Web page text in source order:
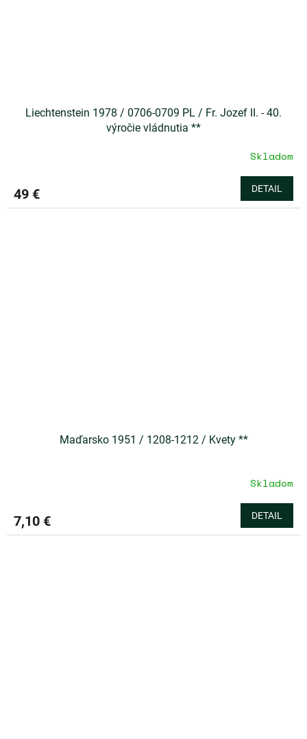
Liechtenstein 1978 / 0706-0709 PL / Fr. Jozef II. - 40.
výročie vládnutia **
Skladom
49 € DETAIL
Maďarsko 1951 / 1208-1212 / Kvety **
Skladom
7,10 € DETAIL